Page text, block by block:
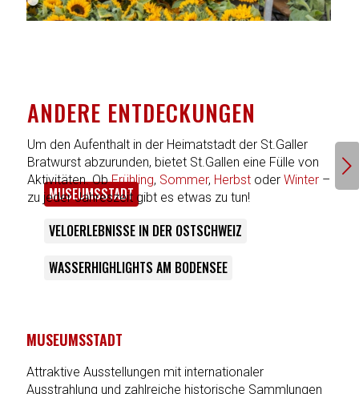
1
2
ANDERE ENTDECKUNGEN
Um den Aufenthalt in der Heimatstadt der St.Galler
Bratwurst abzurunden, bietet St.Gallen eine Fülle von
Aktivitäten. ObFrühling, Sommer, Herbstoder Winter–
zu jeder Jahreszeit gibt es etwas zu tun!
MUSEUMSSTADT
VELOERLEBNISSE IN DER OSTSCHWEIZ
WASSERHIGHLIGHTS AM BODENSEE
Weiter
MUSEUMSSTADT
Attraktive Ausstellungen mit internationaler
Ausstrahlung und zahlreiche historische Sammlungen